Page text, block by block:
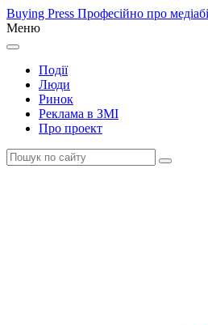
Buying Press Професійно про
Меню
Події
Люди
Ринок
Реклама в ЗМІ
Про проект